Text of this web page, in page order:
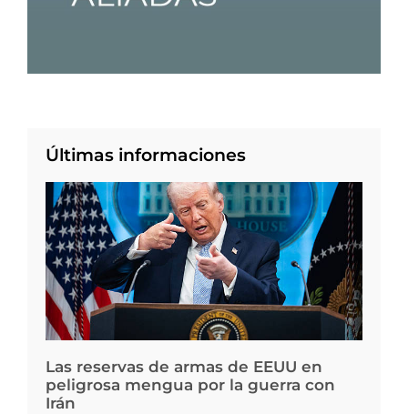
Últimas informaciones
Las reservas de armas de EEUU en
peligrosa mengua por la guerra con
Irán